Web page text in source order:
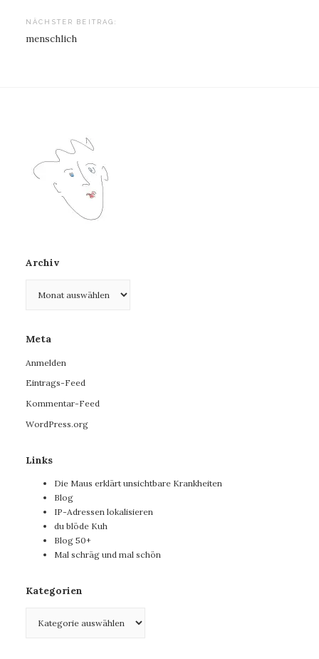
NÄCHSTER BEITRAG:
menschlich
Archiv
Meta
Anmelden
Eintrags-Feed
Kommentar-Feed
WordPress.org
Links
Die Maus erklärt unsichtbare Krankheiten
Blog
IP-Adressen lokalisieren
du blöde Kuh
Blog 50+
Mal schräg und mal schön
Kategorien